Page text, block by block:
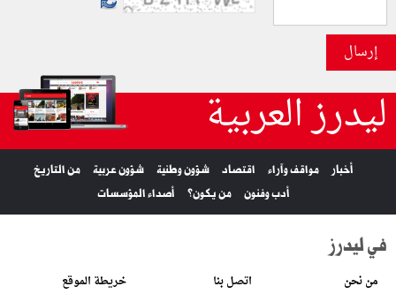
إرسال
ليدرز العربية
أخبار مواقف وآراء اقتصاد شؤون وطنية شؤون عربية
من التاريخ
أدب وفنون
من يكون؟ أصداء المؤسسات
في ليدرز
من نحن اتصل بنا خريطة الموقع